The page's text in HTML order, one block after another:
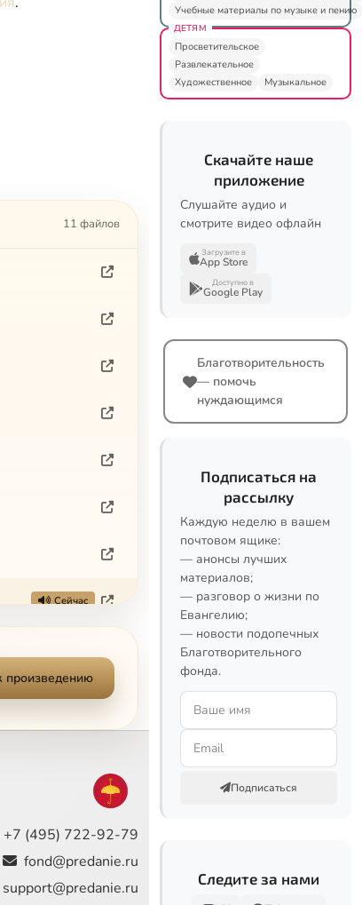
11 файлов
Сейчас
произведению
+7 (495) 722-92-79
fond@predanie.ru
support@predanie.ru
Учебные материалы по музыке и пению
ДЕТЯМ
Просветительское
Развлекательное
Художественное
Музыкальное
Скачайте наше
приложение
Слушайте аудио и
смотрите видео офлайн
Загрузите в
App Store
Доступно в
Google Play
Благотворительность
— помочь
нуждающимся
Подписаться на
рассылку
Каждую неделю в вашем
почтовом ящике:
— анонсы лучших
материалов;
— разговор о жизни по
Евангелию;
— новости подопечных
Благотворительного
фонда.
Подписаться
Следите за нами